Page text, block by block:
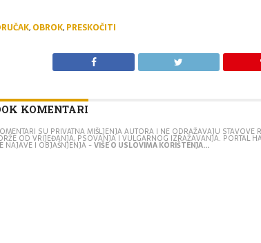
, OBROK, PRESKOČITI
KOMENTARI
SU PRIVATNA MIŠLJENJA AUTORA I NE ODRAŽAVAJU
OD VRIJEĐANJA, PSOVANJA I VULGARNOG IZRAŽAVANJA. PORTAL
NAJAVE I OBJAŠNJENJA -VIŠE O USLOVIMA KORIŠTENJA...